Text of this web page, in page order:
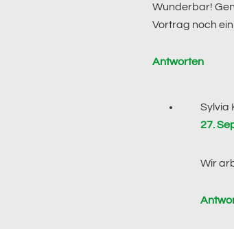
Wunderbar!
Vortrag noch
Antworten
Sylvia
27.
Wir